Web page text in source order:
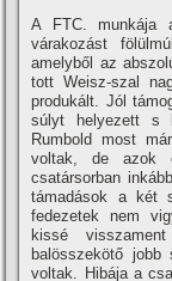
A FTC. munkája
várakozást
amelyből az
tott Weisz-szal
produkált. Jól
súlyt helyezett s
Rumbold most
voltak, de azok
csatársorban
támadások a két
fedezetek nem
kissé
balösszekötő
voltak. Hibája a